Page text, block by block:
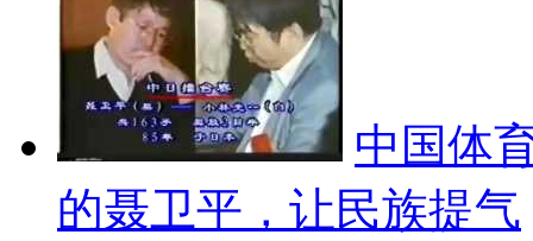
中国体
的聂卫平，让民族提气